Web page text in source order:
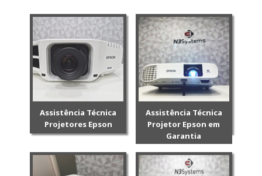
Assistência Técnica
Projetores Epson
Assistência Técnica
Projetor Epson em
Garantia